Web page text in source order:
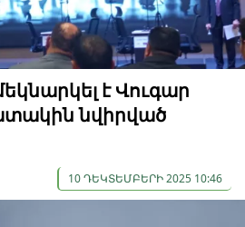
է Վուգար
նվիրված
10 ԴԵԿՏԵՄԲԵՐԻ 2025 10:46